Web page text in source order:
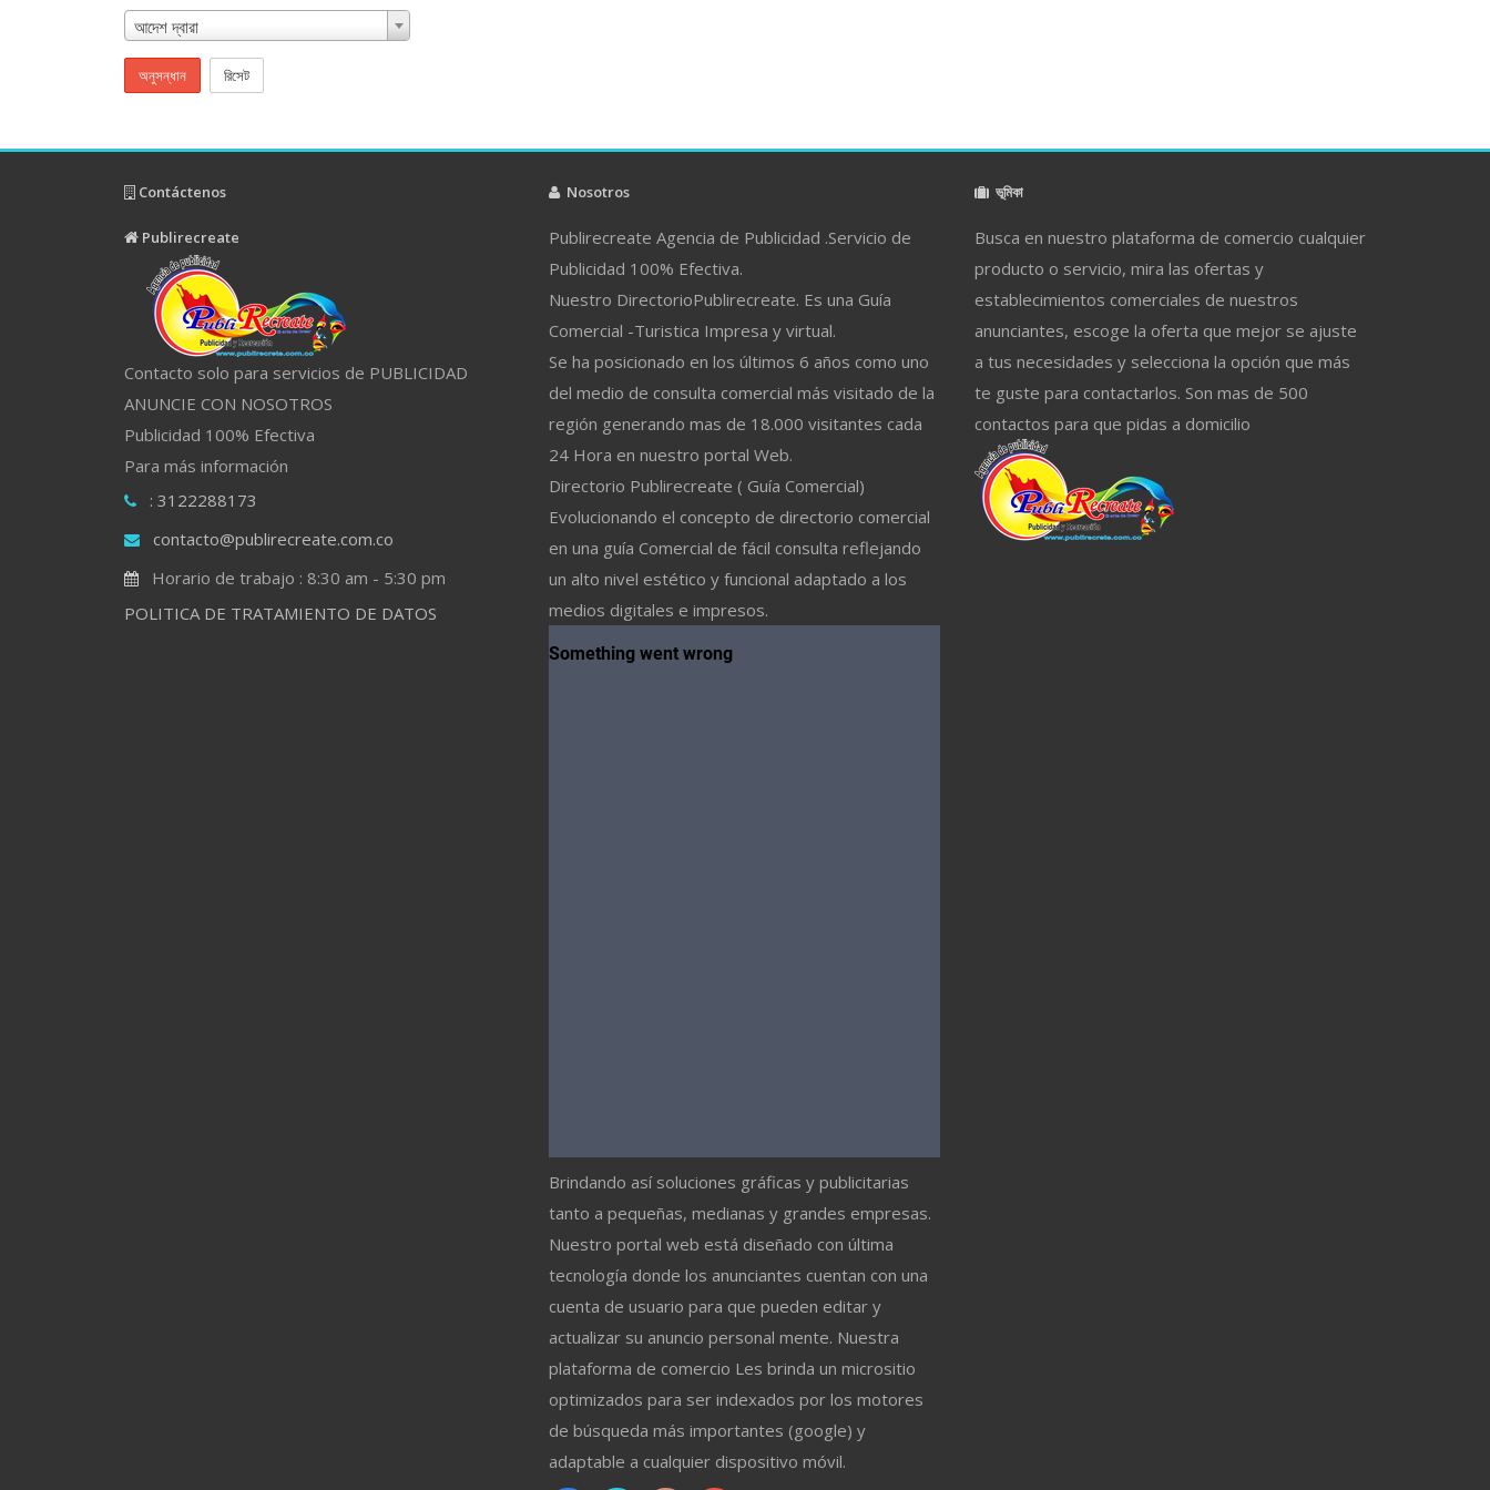
আদেশ দ্বারা
অনুসন্ধান রিসেট
Contáctenos
Publirecreate
Contacto solo para servicios de PUBLICIDAD
ANUNCIE CON NOSOTROS
Publicidad 100% Efectiva
Para más información
: 3122288173
contacto@publirecreate.com.co
Horario de trabajo : 8:30 am - 5:30 pm
POLITICA DE TRATAMIENTO DE DATOS
Nosotros
Publirecreate Agencia de Publicidad .Servicio de
Publicidad 100% Efectiva.
Nuestro DirectorioPublirecreate. Es una Guía
Comercial -Turistica Impresa y virtual.
Se ha posicionado en los últimos 6 años como uno
del medio de consulta comercial más visitado de la
región generando mas de 18.000 visitantes cada
24 Hora en nuestro portal Web.
Directorio Publirecreate ( Guía Comercial)
Evolucionando el concepto de directorio comercial
en una guía Comercial de fácil consulta reflejando
un alto nivel estético y funcional adaptado a los
medios digitales e impresos.
Brindando así soluciones gráficas y publicitarias
tanto a pequeñas, medianas y grandes empresas.
Nuestro portal web está diseñado con última
tecnología donde los anunciantes cuentan con una
cuenta de usuario para que pueden editar y
actualizar su anuncio personal mente. Nuestra
plataforma de comercio Les brinda un micrositio
optimizados para ser indexados por los motores
de búsqueda más importantes (google) y
adaptable a cualquier dispositivo móvil.
ভূমিকা
Busca en nuestro plataforma de comercio cualquier
producto o servicio, mira las ofertas y
establecimientos comerciales de nuestros
anunciantes, escoge la oferta que mejor se ajuste
a tus necesidades y selecciona la opción que más
te guste para contactarlos. Son mas de 500
contactos para que pidas a domicilio